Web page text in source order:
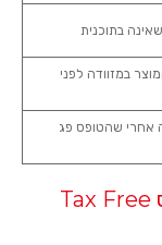
בתוכנית
במזוודה לפני
שהטופס פג
הטעות הראשונה: לא ביקשתם טופס Tax Free